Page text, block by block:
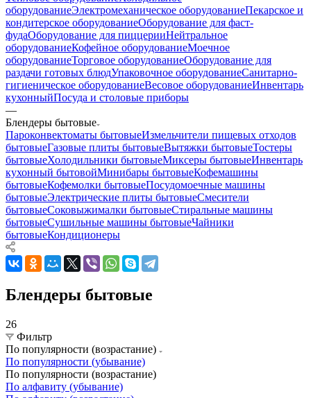
оборудованиеЭлектромеханическое оборудованиеПекарское и
кондитерское оборудованиеОборудование для фаст-
фудаОборудование для пиццерииНейтральное
оборудованиеКофейное оборудованиеМоечное
оборудованиеТорговое оборудованиеОборудование для
раздачи готовых блюдУпаковочное оборудованиеСанитарно-
гигиеническое оборудованиеВесовое оборудованиеИнвентарь
кухонныйПосуда и столовые приборы
—
Блендеры бытовые
Пароконвектоматы бытовыеИзмельчители пищевых отходов
бытовыеГазовые плиты бытовыеВытяжки бытовыеТостеры
бытовыеХолодильники бытовыеМиксеры бытовыеИнвентарь
кухонный бытовойМинибары бытовыеКофемашины
бытовыеКофемолки бытовыеПосудомоечные машины
бытовыеЭлектрические плиты бытовыеСмесители
бытовыеСоковыжималки бытовыеСтиральные машины
бытовыеСушильные машины бытовыеЧайники
бытовыеКондиционеры
Блендеры бытовые
26
Фильтр
По популярности (возрастание)
По популярности (убывание)
По популярности (возрастание)
По алфавиту (убывание)